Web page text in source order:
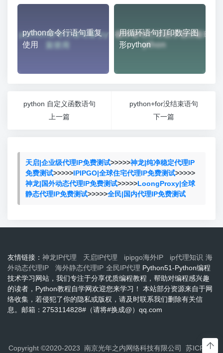
python命令行语句重复
使用
用循环语句打印数字图
形python
python 自定义函数语句
上一篇
python+for没结束语句
下一篇
天启|企业级代理IP免费测试>>>>>神龙|纯净稳定代理IP
免费测试>>>>>IPIPGO|全球住宅代理IP免费测试>>>>>
神龙|国外动态代理IP免费测试>>>>>LoongProxy|全球
静态代理IP免费测试>>>>>全民|国内代理IP免费测试
友情链接： 神龙IP代理 天启IP代理 ipipgo海外IP ip代理知识 海
外动态代理IP
海外静态代理IP 全民IP代理 Python51-Python编程
技术学习网站，我们专注于分享优质编程教程，帮助对编程感兴趣
的读者，Python教程自学网欢迎您来学习！ 本站部分资源来自于网
络收集，若侵犯了你的隐私或版权，请及时联系我们删除有关信
息。邮箱：2753114828#（请将#换成@）qq.com
Copyright ©2020-2023 南京光年之内网络科技有限公司 苏ICP备2